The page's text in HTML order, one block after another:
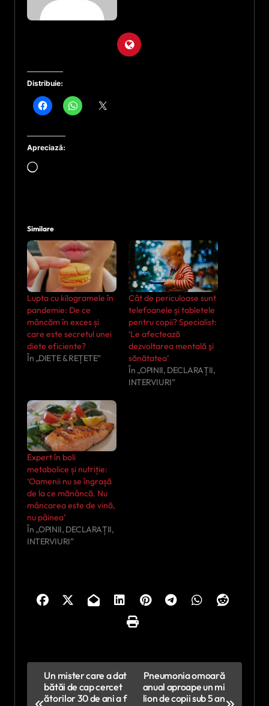
Distribuie:
Apreciază:
Încarc...
Similare
Lupta cu kilogramele în
pandemie: De ce
mâncăm în exces și
care este secretul unei
diete eficiente?
În „DIETE & REȚETE”
Cât de periculoase sunt
telefoanele și tabletele
pentru copii? Specialist:
‘Le afectează
dezvoltarea mentală şi
sănătatea’
În „OPINII, DECLARAȚII,
INTERVIURI”
Expert în boli
metabolice și nutriție:
‘Oamenii nu se îngrașă
de la ce mănâncă. Nu
mâncarea este de vină,
nu pâinea’
În „OPINII, DECLARAȚII,
INTERVIURI”
Un mister care a dat
bătăi de cap cercet
ătorilor 30 de ani a f
Pneumonia omoară
anual aproape un mi
lion de copii sub 5 an